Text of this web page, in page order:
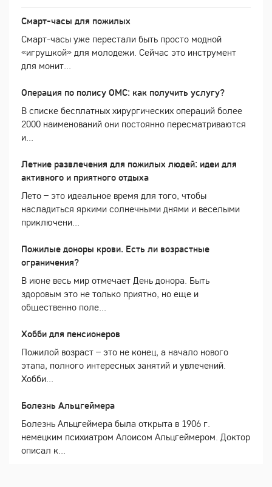
Смарт-часы для пожилых
Смарт-часы уже перестали быть просто модной
«игрушкой» для молодежи. Сейчас это инструмент
для монит...
Операция по полису ОМС: как получить услугу?
В списке бесплатных хирургических операций более
2000 наименований они постоянно пересматриваются
и...
Летние развлечения для пожилых людей: идеи для
активного и приятного отдыха
Лето – это идеальное время для того, чтобы
насладиться яркими солнечными днями и веселыми
приключени...
Пожилые доноры крови. Есть ли возрастные
ограничения?
В июне весь мир отмечает День донора. Быть
здоровым это не только приятно, но еще и
общественно поле...
Хобби для пенсионеров
Пожилой возраст – это не конец, а начало нового
этапа, полного интересных занятий и увлечений.
Хобби...
Болезнь Альцгеймера
Болезнь Альцгеймера была открыта в 1906 г.
немецким психиатром Алоисом Альцгеймером. Доктор
описал к...